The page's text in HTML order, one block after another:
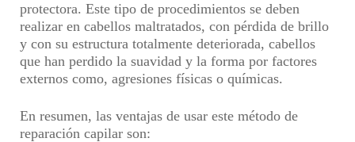
protectora. Este tipo de procedimientos se deben
realizar en cabellos maltratados, con pérdida de brillo
y con su estructura totalmente deteriorada, cabellos
que han perdido la suavidad y la forma por factores
externos como, agresiones físicas o químicas.
En resumen, las ventajas de usar este método de
reparación capilar son: